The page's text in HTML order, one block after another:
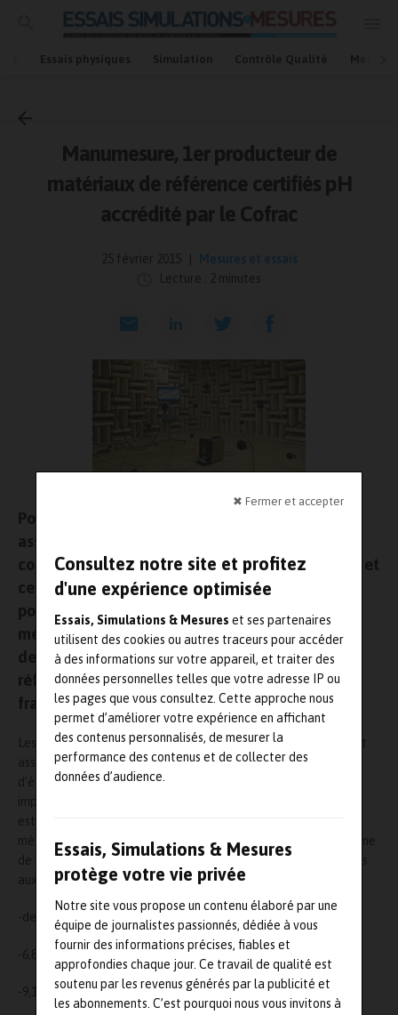
✖ Fermer et accepter
Consultez notre site et profitez
d'une expérience optimisée
Essais, Simulations & Mesures et ses partenaires
utilisent des cookies ou autres traceurs pour accéder
à des informations sur votre appareil, et traiter des
données personnelles telles que votre adresse IP ou
les pages que vous consultez. Cette approche nous
permet d’améliorer votre expérience en affichant
des contenus personnalisés, de mesurer la
performance des contenus et de collecter des
données d’audience.
Essais, Simulations & Mesures
protège votre vie privée
Notre site vous propose un contenu élaboré par une
équipe de journalistes passionnés, dédiée à vous
fournir des informations précises, fiables et
approfondies chaque jour. Ce travail de qualité est
soutenu par les revenus générés par la publicité et
les abonnements. C’est pourquoi nous vous invitons à
Essais physiques Simulation Contrôle Qualité Mesures
Accueil
Mesures et essais
Manumesure, 1er producteur de
matériaux de référence certifiés pH
accrédité par le Cofrac
25 février 2015
Mesures et essais
Lecture : 2 minutes
Pour satisfaire aux exigences normatives et
assurer le suivi des chaînes de mesure et de
contrôle, l’utilisation d’étalons fiables, traçables et
certifiés est devenue une obligation. C’est
pourquoi Manumesure, spécialiste français de la
métrologie et filiale du groupe Chauvin Arnoux,
devient le premier producteur de matériaux de
référence certifiés pH accrédité par le Comité
français d’cccréditation (Cofrac).
Les matériaux de référence certifiée sont utilisés pour tracer et
assurer la qualité des résultats de mesure. Ils permettent
d’étalonner et de qualifier les instruments de mesure et
impactent donc directement la qualité des résultats. L’objectif
est donc de répondre aux besoins en termes de qualité
métrologique et de praticité. Manumesure lance ainsi une gamme
de solutions d’étalonnage dans le respect des normes associées
aux valeurs de pH traçables aux étalons internationaux :
-de 4,005 +/- 0,012
-6,865 +/- 0,022
-9,180 +/- 0,050